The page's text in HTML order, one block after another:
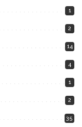
1
2
14
4
1
2
35